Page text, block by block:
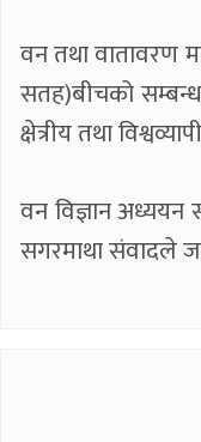
वन तथा वातावरण
सतह)बीचको
क्षेत्रीय तथा
वन विज्ञान अध्ययन
सगरमाथा संवादले